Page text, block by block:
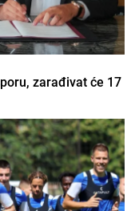
zarađivat će 17